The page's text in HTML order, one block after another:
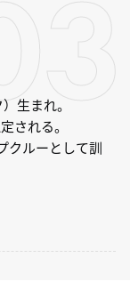
生まれ。
される。
クルーとして訓